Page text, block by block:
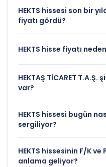
HEKTS hissesi son bir
fiyatı gördü?
HEKTS hisse fiyatı
HEKTAŞ TİCARET
var?
HEKTS hissesi bugün
sergiliyor?
HEKTS hissesinin F/K
anlama geliyor?